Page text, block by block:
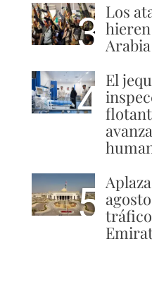
3 Los
hieren
4 El
5